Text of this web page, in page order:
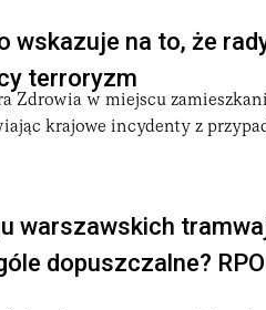
wskazuje na to, że
terroryzm
Zdrowia w miejscu
krajowe incydenty z
warszawskich
dopuszczalne?